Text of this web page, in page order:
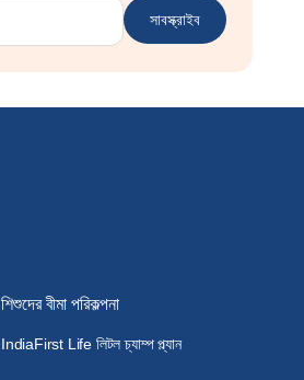
সাবস্ক্রাইব
শিশুদের বীমা পরিকল্পনা
IndiaFirst Life লিটল চ্যাম্প প্ল্যান